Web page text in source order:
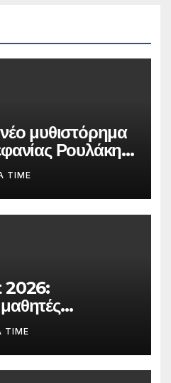
μυθιστόρημα
Ρουλάκη
TIME
2026:
της
στη
TIME